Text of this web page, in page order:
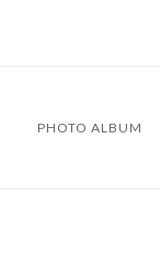
PHOTO ALBUM